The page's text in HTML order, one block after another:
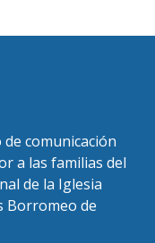
de comunicación
a las familias del
de la Iglesia
Borromeo de